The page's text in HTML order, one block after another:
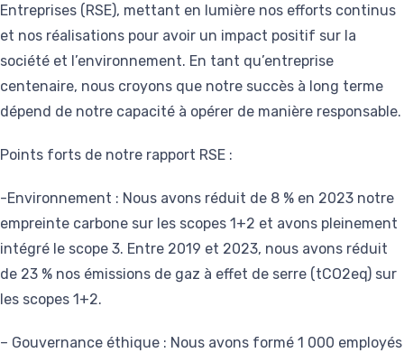
Entreprises (RSE), mettant en lumière nos efforts continus
et nos réalisations pour avoir un impact positif sur la
société et l’environnement. En tant qu’entreprise
centenaire, nous croyons que notre succès à long terme
dépend de notre capacité à opérer de manière responsable.
Points forts de notre rapport RSE :
-Environnement : Nous avons réduit de 8 % en 2023 notre
empreinte carbone sur les scopes 1+2 et avons pleinement
intégré le scope 3. Entre 2019 et 2023, nous avons réduit
de 23 % nos émissions de gaz à effet de serre (tCO2eq) sur
les scopes 1+2.
– Gouvernance éthique : Nous avons formé 1 000 employés